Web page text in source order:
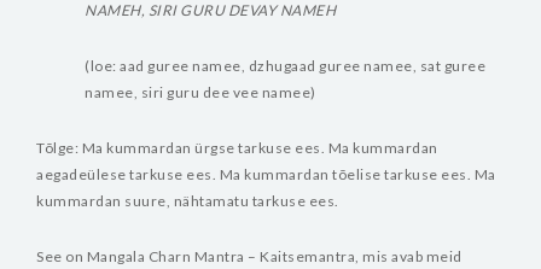
NAMEH, SIRI GURU DEVAY NAMEH
(loe: aad guree namee, dzhugaad guree namee, sat guree
namee, siri guru dee vee namee)
Tõlge: Ma kummardan ürgse tarkuse ees. Ma kummardan
aegadeülese tarkuse ees. Ma kummardan tõelise tarkuse ees. Ma
kummardan suure, nähtamatu tarkuse ees.
See on Mangala Charn Mantra – Kaitsemantra, mis avab meid